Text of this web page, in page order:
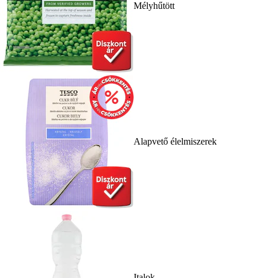
Mélyhűtött
Alapvető élelmiszerek